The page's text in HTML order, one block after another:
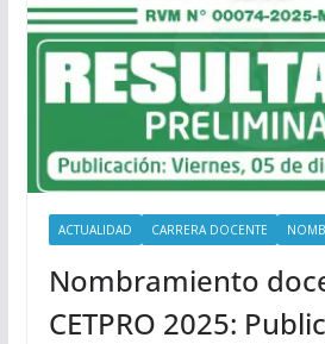
ACTUALIDAD CARRERA DOCENTE
Nombramiento
CETPRO 2025: